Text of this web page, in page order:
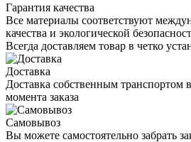
Гарантия качества
Все материалы соответствуют
качества и экологической
Всегда доставляем товар в четко
Доставка
Доставка собственным транспортом
момента заказа
Самовывоз
Вы можете самостоятельно забрать